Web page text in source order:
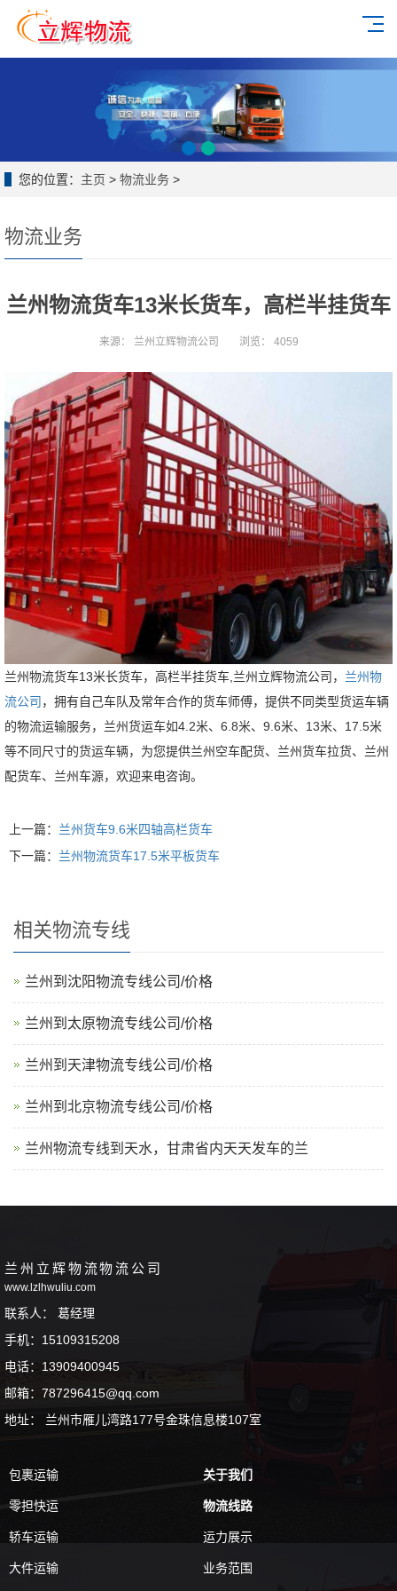
您的位置： 主页 > 物流业务 >
物流业务
兰州物流货车13米长货车，高栏半挂货车
来源： 兰州立辉物流公司 浏览： 4059
兰州物流货车13米长货车，高栏半挂货车,兰州立辉物流公司， 兰州物
流公司，拥有自己车队及常年合作的货车师傅，提供不同类型货运车辆
的物流运输服务，兰州货运车如4.2米、6.8米、9.6米、13米、17.5米
等不同尺寸的货运车辆，为您提供兰州空车配货、兰州货车拉货、兰州
配货车、兰州车源，欢迎来电咨询。
上一篇： 兰州货车9.6米四轴高栏货车
下一篇： 兰州物流货车17.5米平板货车
相关物流专线
兰州到沈阳物流专线公司/价格
兰州到太原物流专线公司/价格
兰州到天津物流专线公司/价格
‌兰州到北京物流专线公司/价格
兰州物流专线到天水，甘肃省内天天发车的兰
兰州立辉物流物流公司
www.lzlhwuliu.com
联系人： 葛经理
手机：15109315208
电话：13909400945
邮箱：787296415@qq.com
地址： 兰州市雁儿湾路177号金珠信息楼107室
包裹运输
零担快运
轿车运输
大件运输
关于我们
物流线路
运力展示
业务范围